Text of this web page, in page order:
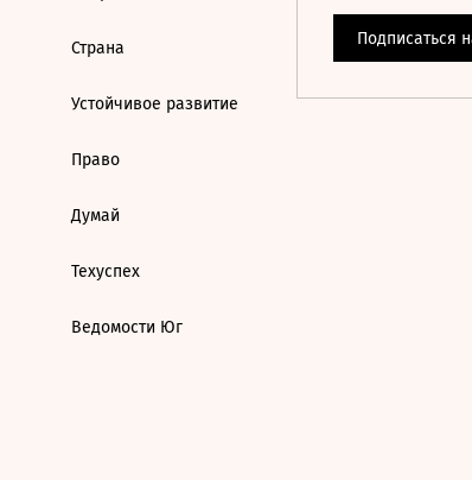
Страна
Устойчивое развитие
Право
Думай
Техуспех
Ведомости Юг